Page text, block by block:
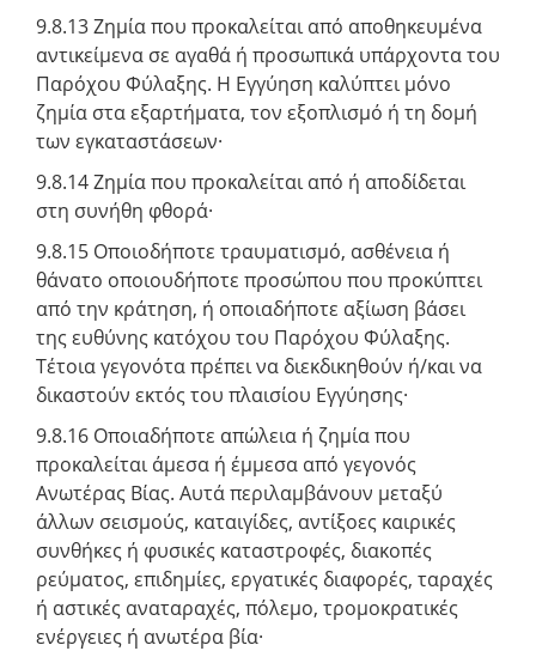
9.8.13 Ζημία που προκαλείται από αποθηκευμένα
αντικείμενα σε αγαθά ή προσωπικά υπάρχοντα του
Παρόχου Φύλαξης. Η Εγγύηση καλύπτει μόνο
ζημία στα εξαρτήματα, τον εξοπλισμό ή τη δομή
των εγκαταστάσεων·
9.8.14 Ζημία που προκαλείται από ή αποδίδεται
στη συνήθη φθορά·
9.8.15 Οποιοδήποτε τραυματισμό, ασθένεια ή
θάνατο οποιουδήποτε προσώπου που προκύπτει
από την κράτηση, ή οποιαδήποτε αξίωση βάσει
της ευθύνης κατόχου του Παρόχου Φύλαξης.
Τέτοια γεγονότα πρέπει να διεκδικηθούν ή/και να
δικαστούν εκτός του πλαισίου Εγγύησης·
9.8.16 Οποιαδήποτε απώλεια ή ζημία που
προκαλείται άμεσα ή έμμεσα από γεγονός
Ανωτέρας Βίας. Αυτά περιλαμβάνουν μεταξύ
άλλων σεισμούς, καταιγίδες, αντίξοες καιρικές
συνθήκες ή φυσικές καταστροφές, διακοπές
ρεύματος, επιδημίες, εργατικές διαφορές, ταραχές
ή αστικές αναταραχές, πόλεμο, τρομοκρατικές
ενέργειες ή ανωτέρα βία·